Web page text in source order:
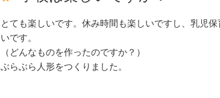
とても楽しいです。休み時間も楽しいですし、乳児
いです。
（どんなものを作ったのですか？）
ぶらぶら人形をつくりました。